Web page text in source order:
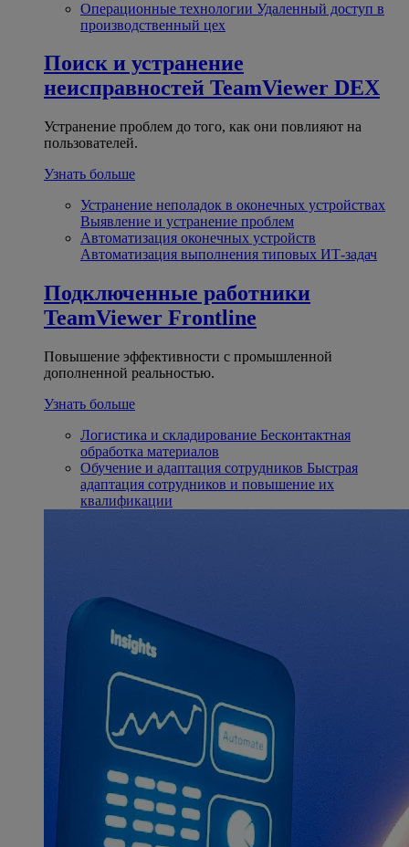
Операционные технологии Удаленный доступ в
производственный цех
Поиск и устранение
неисправностей TeamViewer DEX
Устранение проблем до того, как они повлияют на
пользователей.
Узнать больше
Устранение неполадок в оконечных устройствах
Выявление и устранение проблем
Автоматизация оконечных устройств
Автоматизация выполнения типовых ИТ-задач
Подключенные работники
TeamViewer Frontline
Повышение эффективности с промышленной
дополненной реальностью.
Узнать больше
Логистика и складирование Бесконтактная
обработка материалов
Обучение и адаптация сотрудников Быстрая
адаптация сотрудников и повышение их
квалификации